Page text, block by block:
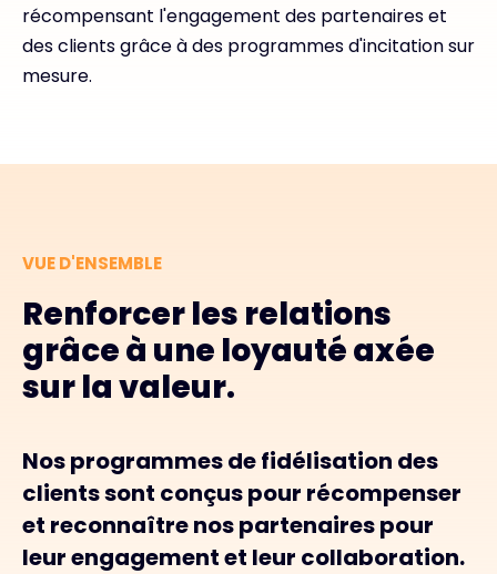
#weareexclusive
récompensant l'engagement des partenaires et
des clients grâce à des programmes d'incitation sur
mesure.
VUE D'ENSEMBLE
Renforcer les relations
grâce à une loyauté axée
sur la valeur.
Nos programmes de fidélisation des
clients sont conçus pour récompenser
et reconnaître nos partenaires pour
leur engagement et leur collaboration.